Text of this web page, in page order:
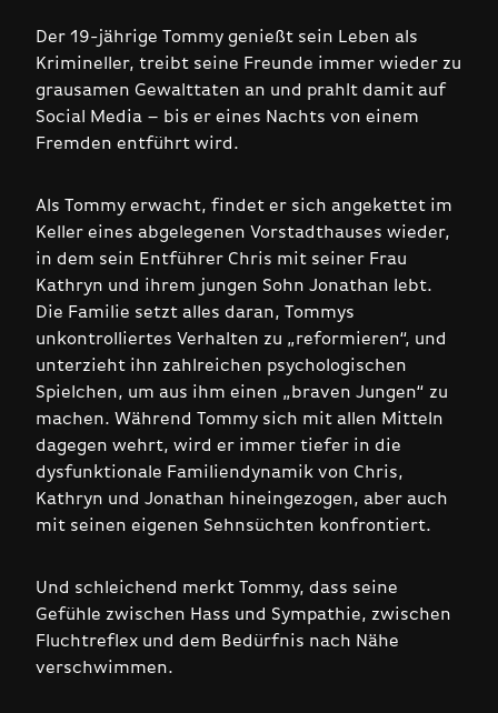
Der 19-jährige Tommy genießt sein Leben als
Krimineller, treibt seine Freunde immer wieder zu
grausamen Gewalttaten an und prahlt damit auf
Social Media – bis er eines Nachts von einem
Fremden entführt wird.
Als Tommy erwacht, findet er sich angekettet im
Keller eines abgelegenen Vorstadthauses wieder,
in dem sein Entführer Chris mit seiner Frau
Kathryn und ihrem jungen Sohn Jonathan lebt.
Die Familie setzt alles daran, Tommys
unkontrolliertes Verhalten zu „reformieren“, und
unterzieht ihn zahlreichen psychologischen
Spielchen, um aus ihm einen „braven Jungen“ zu
machen. Während Tommy sich mit allen Mitteln
dagegen wehrt, wird er immer tiefer in die
dysfunktionale Familiendynamik von Chris,
Kathryn und Jonathan hineingezogen, aber auch
mit seinen eigenen Sehnsüchten konfrontiert.
Und schleichend merkt Tommy, dass seine
Gefühle zwischen Hass und Sympathie, zwischen
Fluchtreflex und dem Bedürfnis nach Nähe
verschwimmen.